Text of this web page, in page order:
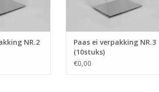
NR.2
Paas ei verpakking NR.3
(10stuks)
€0,00